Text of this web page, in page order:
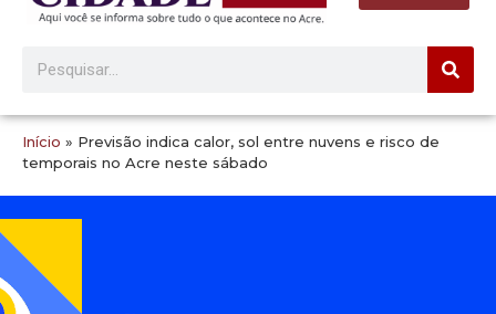
Início » Previsão indica calor, sol entre nuvens e risco de
temporais no Acre neste sábado